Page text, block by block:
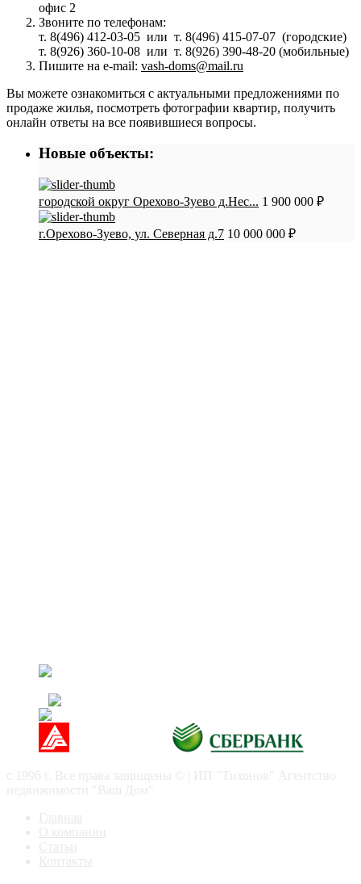
офис 2
Звоните по телефонам:
т. 8(496) 412-03-05 или т. 8(496) 415-07-07 (городские)
т. 8(926) 360-10-08 или т. 8(926) 390-48-20 (мобильные)
Пишите на e-mail: vash-doms@mail.ru
Вы можете ознакомиться с актуальными предложениями по
продаже жилья, посмотреть фотографии квартир, получить
онлайн ответы на все появившиеся вопросы.
Новые объекты:
городской округ Орехово-Зуево д.Нес... 1 900 000 ₽
г.Орехово-Зуево, ул. Северная д.7 10 000 000 ₽